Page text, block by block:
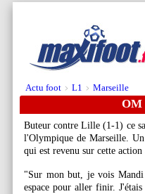
Actu foot > L1 > Marseille
OM
Buteur contre Lille (1-1) ce
l'Olympique de Marseille.
qui est revenu sur cette action
"Sur mon but, je vois
espace pour aller finir.